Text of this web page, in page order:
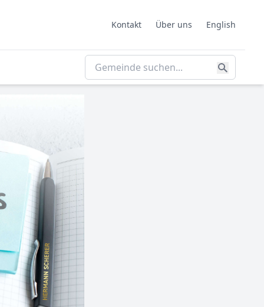
Kontakt Über uns English